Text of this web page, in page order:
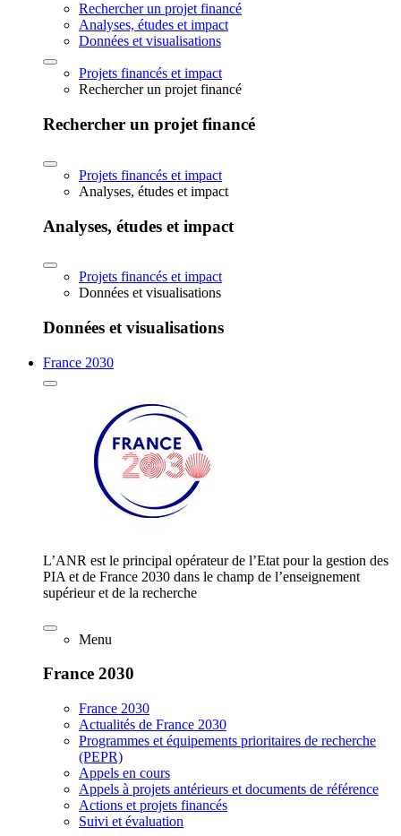
Rechercher un projet financé
Analyses, études et impact
Données et visualisations
Projets financés et impact
Rechercher un projet financé
Rechercher un projet financé
Projets financés et impact
Analyses, études et impact
Analyses, études et impact
Projets financés et impact
Données et visualisations
Données et visualisations
France 2030
L’ANR est le principal opérateur de l’Etat pour la gestion des
PIA et de France 2030 dans le champ de l’enseignement
supérieur et de la recherche
Menu
France 2030
France 2030
Actualités de France 2030
Programmes et équipements prioritaires de recherche
(PEPR)
Appels en cours
Appels à projets antérieurs et documents de référence
Actions et projets financés
Suivi et évaluation